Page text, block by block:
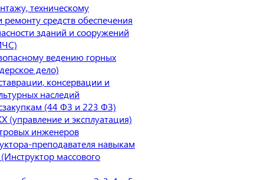
техническому
средств обеспечения
зданий и сооружений
ведению горных
дело)
консервации и
наследий
(44 ФЗ и 223 ФЗ)
(управление и эксплуатация)
инженеров
преподавателя навыкам
массового